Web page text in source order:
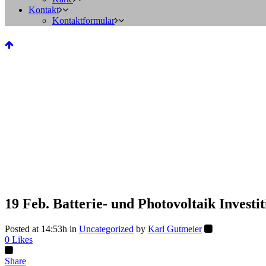
Kontakt
Kontaktformular
19 Feb. Batterie- und Photovoltaik
Posted at 14:53h in Uncategorized by Karl Gutmeier
0 Likes
Share